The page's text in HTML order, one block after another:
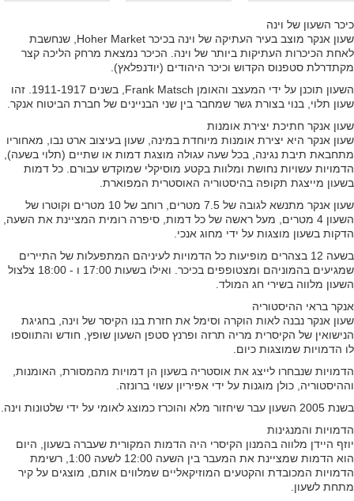
כיכר השעון של וינה
שעון אנקר מוצב בעיר העתיקה של וינה בכיכר Hoher Market, שנחשבת
לאחת הכיכרות העתיקות ביותר של וינה. הכיכר נמצאת מרחק הליכה קצר
מקתדרלת סטפנוס הקדוש וכיכר היהודים (יודנפלאץ).
השעון תוכנן על ידי המעצב והאומן Frank Matsch, בשנים 1911-1917. זהו
שעון תלוי, בנוי בצורת גשר שמחבר בין שני הבניינים של חברת הביטוח אנקר.
שעון אנקר חתיכת יצירת אומנות
שעון אנקר היא יצירת אומנות מיוחדת במינה, שעון בעיצוב ארט נבו, מאחוריו
מתחבאת תיבת נגינה, בכל שעה עגולה מוצגת דמות או שתיים (תלוי בשעה),
הדמויות עשויות נחושת ומלוות בקטע מוסיקלי שמוקדש עבורם. כל דמות
בשעון מייצגת תקופה בהיסטוריה האוסטרית המפוארת.
שעון אנקר מתנשא לגובה של 7.5 מטרים, רוחב של 10 מטרים וקוטרו של
השעון 4 מטרים, מעל ראשה של כל דמות, סיפרה רומית המציינת את השעה,
הדקות בשעון מוצגות על ידי מחוג אנכי.
בשעה 12 בצהרים מופיעות כל הדמויות לעיניהם המתפעלות של התיירים
שמגיעים בהמוניהם ומצטופפים בכיכר. ואילו בשעות 17:00 ו - 18:00 צלצול
השעון מלווה בשירי חג המולד.
אנקר בראי ההיסטוריה
שעון אנקר נבנה לאות הוקרה וסימל את חזרת בנו הקיסר של וינה, בחגיגת
הנישואין של הקיסרית מריה תרזה ופרנץ סטפן השעון שופץ, חודש והתווספו
לו הדמויות שמוצגות כיום.
הדמויות שנבחרו לייצג את אוסטריה בשעון הן דמויות מהמסורת, האומנות,
וההיסטוריה, כולן מוגנות על ידי אפיריון עשוי ברונזה.
בשנת 2005 השעון עבר שיחזור מלא והוכרז כמוצג לאומי על ידי שלטונות וינה.
הדמויות והמנגינות
יוזף היידן מלווה בהמנון הקיסרי היה הדמות המקורית שעברה בשעון, היום
הוא הדמות שמציינת את המעבר בין השעה 12:00 לשעה 1:00, רשימת
הדמויות המכובדת והקטעים המוזיקאליים שמלווים אותם, מוצגים על קיר
מתחת לשעון.